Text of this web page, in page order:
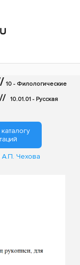
10 - Филологические
// 10.01.01 - Русская
А.П. Чехова